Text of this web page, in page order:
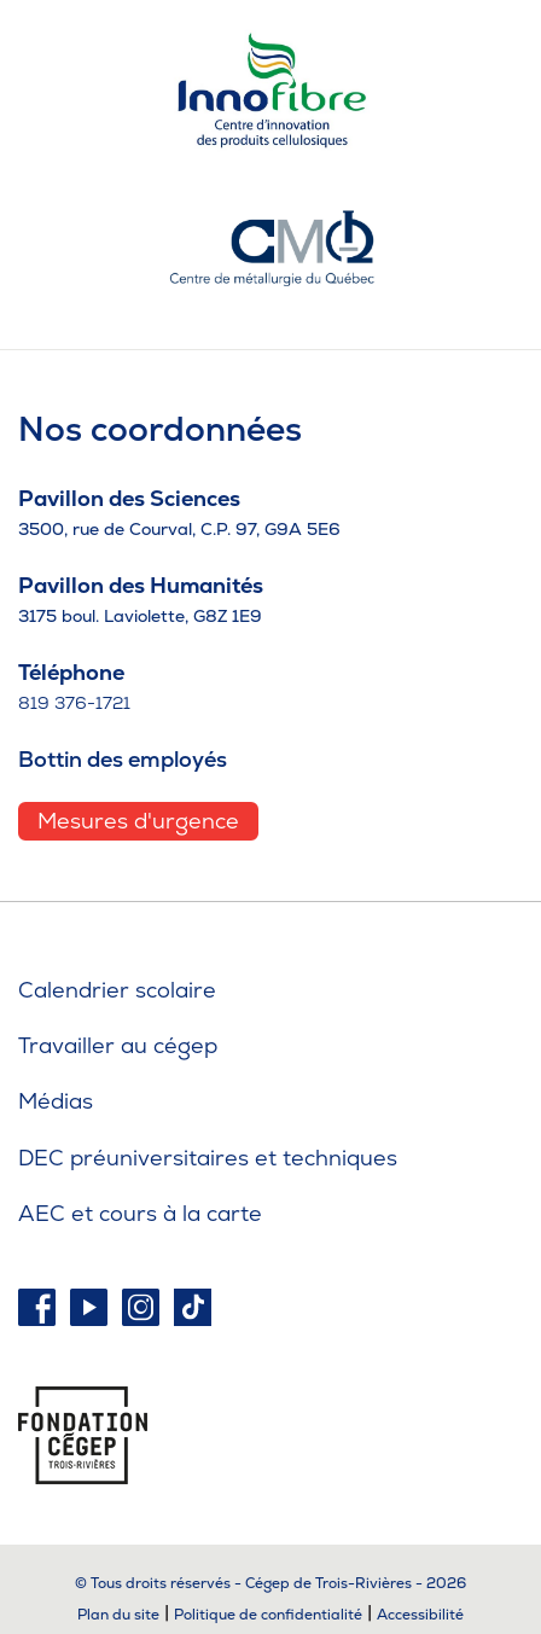
Nos coordonnées
Pavillon des Sciences
3500, rue de Courval, C.P. 97, G9A 5E6
Pavillon des Humanités
3175 boul. Laviolette, G8Z 1E9
Téléphone
819 376-1721
Bottin des employés
Mesures d'urgence
Calendrier scolaire
Travailler au cégep
Médias
DEC préuniversitaires et techniques
AEC et cours à la carte
© Tous droits réservés - Cégep de Trois-Rivières - 2026
Plan du site | Politique de confidentialité | Accessibilité